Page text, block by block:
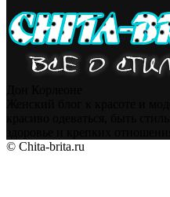
© Chita-brita.ru